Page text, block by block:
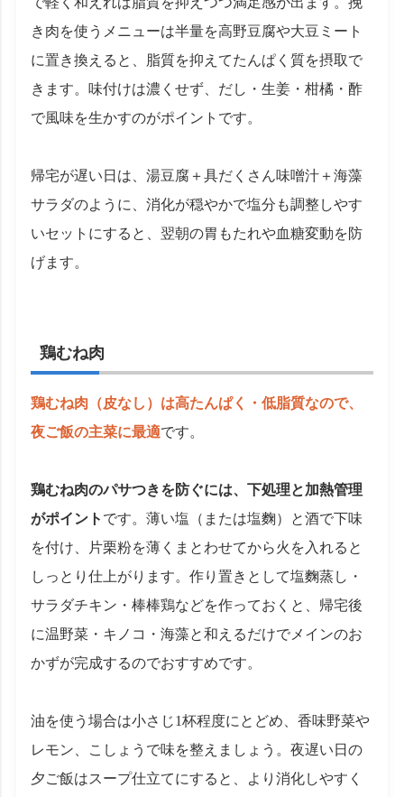
き肉を使うメニューは半量を高野豆腐や大豆ミート
に置き換えると、脂質を抑えてたんぱく質を摂取で
きます。味付けは濃くせず、だし・生姜・柑橘・酢
で風味を生かすのがポイントです。
帰宅が遅い日は、湯豆腐＋具だくさん味噌汁＋海藻
サラダのように、消化が穏やかで塩分も調整しやす
いセットにすると、翌朝の胃もたれや血糖変動を防
げます。
鶏むね肉
鶏むね肉（皮なし）は高たんぱく・低脂質なので、
夜ご飯の主菜に最適です。
鶏むね肉のパサつきを防ぐには、下処理と加熱管理
がポイント です。薄い塩（または塩麴）と酒で下味
を付け、片栗粉を薄くまとわせてから火を入れると
しっとり仕上がります。作り置きとして塩麴蒸し・
サラダチキン・棒棒鶏などを作っておくと、帰宅後
に温野菜・キノコ・海藻と和えるだけでメインのお
かずが完成するのでおすすめです。
油を使う場合は小さじ1杯程度にとどめ、香味野菜や
レモン、こしょうで味を整えましょう。夜遅い日の
夕ご飯はスープ仕立てにすると、より消化しやすく